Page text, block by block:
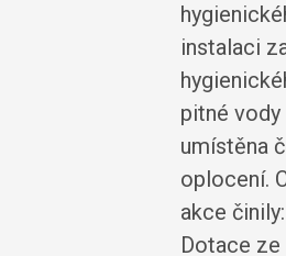
instalaci
pitné vody
umístěna
oplocení.
akce
Dotace